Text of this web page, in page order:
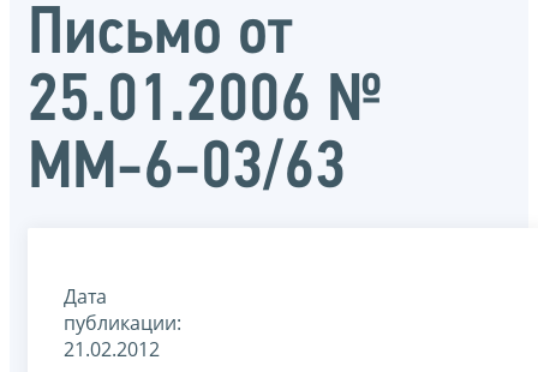
Письмо от
25.01.2006 №
ММ-6-03/63
Дата
публикации:
21.02.2012